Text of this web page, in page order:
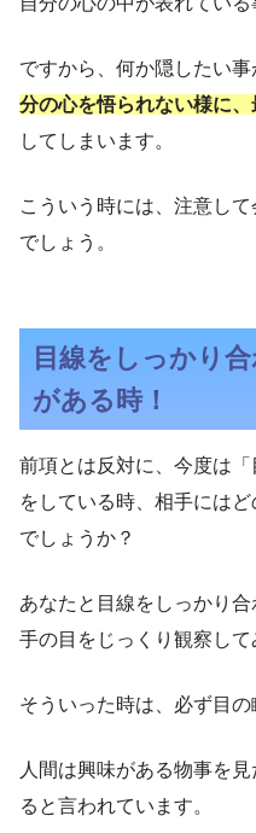
ですから、何か隠したい事
分の心を悟られない様に
してしまいます。
こういう時には、注意し
でしょう。
目線をしっかり
がある時！
前項とは反対に、今度は
をしている時、相手には
でしょうか？
あなたと目線をしっかり
手の目をじっくり観察して
そういった時は、必ず目の
人間は興味がある物事を
ると言われています。